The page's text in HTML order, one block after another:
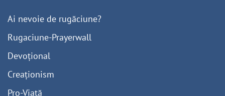
Ai nevoie de rugăciune?
Rugaciune-Prayerwall
Devoțional
Creaționism
Pro-Viață